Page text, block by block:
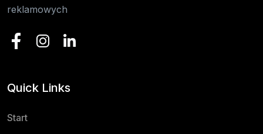
reklamowych
Quick Links
Start